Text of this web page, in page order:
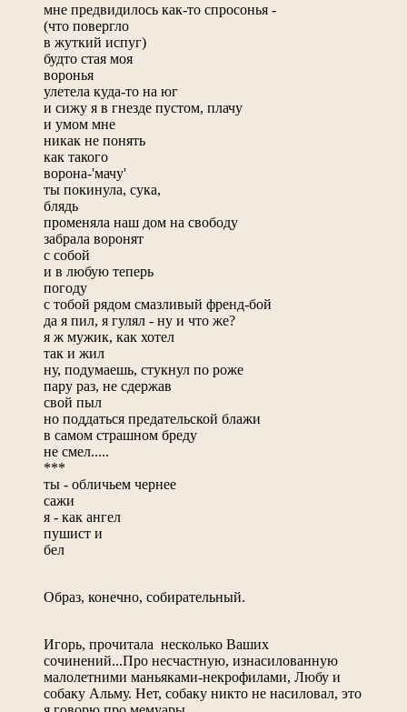
мне предвидилось как-то спросонья -
(что повергло
в жуткий испуг)
будто стая моя
воронья
улетела куда-то на юг
и сижу я в гнезде пустом, плачу
и умом мне
никак не понять
как такого
ворона-'мачу'
ты покинула, сука,
блядь
променяла наш дом на свободу
забрала воронят
с собой
и в любую теперь
погоду
с тобой рядом смазливый френд-бой
да я пил, я гулял - ну и что же?
я ж мужик, как хотел
так и жил
ну, подумаешь, стукнул по роже
пару раз, не сдержав
свой пыл
но поддаться предательской блажи
в самом страшном бреду
не смел.....
***
ты - обличьем чернее
сажи
я - как ангел
пушист и
бел
Образ, конечно, собирательный.
Игорь, прочитала несколько Ваших
сочинений...Про несчастную, изнасилованную
малолетними маньяками-некрофилами, Любу и
собаку Альму. Нет, собаку никто не насиловал, это